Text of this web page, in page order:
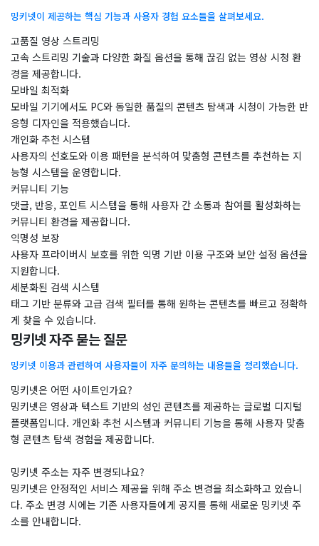
밍키넷이 제공하는 핵심 기능과 사용자 경험 요소들을 살펴보세요.
고품질 영상 스트리밍
고속 스트리밍 기술과 다양한 화질 옵션을 통해 끊김 없는 영상 시청 환
경을 제공합니다.
모바일 최적화
모바일 기기에서도 PC와 동일한 품질의 콘텐츠 탐색과 시청이 가능한 반
응형 디자인을 적용했습니다.
개인화 추천 시스템
사용자의 선호도와 이용 패턴을 분석하여 맞춤형 콘텐츠를 추천하는 지
능형 시스템을 운영합니다.
커뮤니티 기능
댓글, 반응, 포인트 시스템을 통해 사용자 간 소통과 참여를 활성화하는
커뮤니티 환경을 제공합니다.
익명성 보장
사용자 프라이버시 보호를 위한 익명 기반 이용 구조와 보안 설정 옵션을
지원합니다.
세분화된 검색 시스템
태그 기반 분류와 고급 검색 필터를 통해 원하는 콘텐츠를 빠르고 정확하
게 찾을 수 있습니다.
밍키넷 자주 묻는 질문
밍키넷 이용과 관련하여 사용자들이 자주 문의하는 내용들을 정리했습니다.
밍키넷은 어떤 사이트인가요?
밍키넷은 영상과 텍스트 기반의 성인 콘텐츠를 제공하는 글로벌 디지털
플랫폼입니다. 개인화 추천 시스템과 커뮤니티 기능을 통해 사용자 맞춤
형 콘텐츠 탐색 경험을 제공합니다.
밍키넷 주소는 자주 변경되나요?
밍키넷은 안정적인 서비스 제공을 위해 주소 변경을 최소화하고 있습니
다. 주소 변경 시에는 기존 사용자들에게 공지를 통해 새로운 밍키넷 주
소를 안내합니다.